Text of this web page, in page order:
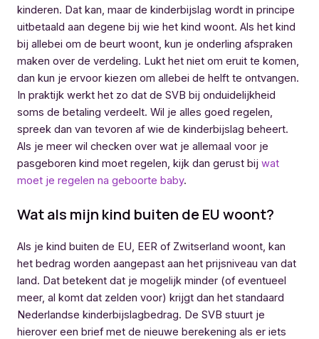
kinderen. Dat kan, maar de kinderbijslag wordt in principe
uitbetaald aan degene bij wie het kind woont. Als het kind
bij allebei om de beurt woont, kun je onderling afspraken
maken over de verdeling. Lukt het niet om eruit te komen,
dan kun je ervoor kiezen om allebei de helft te ontvangen.
In praktijk werkt het zo dat de SVB bij onduidelijkheid
soms de betaling verdeelt. Wil je alles goed regelen,
spreek dan van tevoren af wie de kinderbijslag beheert.
Als je meer wil checken over wat je allemaal voor je
pasgeboren kind moet regelen, kijk dan gerust bij wat
moet je regelen na geboorte baby.
Wat als mijn kind buiten de EU woont?
Als je kind buiten de EU, EER of Zwitserland woont, kan
het bedrag worden aangepast aan het prijsniveau van dat
land. Dat betekent dat je mogelijk minder (of eventueel
meer, al komt dat zelden voor) krijgt dan het standaard
Nederlandse kinderbijslagbedrag. De SVB stuurt je
hierover een brief met de nieuwe berekening als er iets